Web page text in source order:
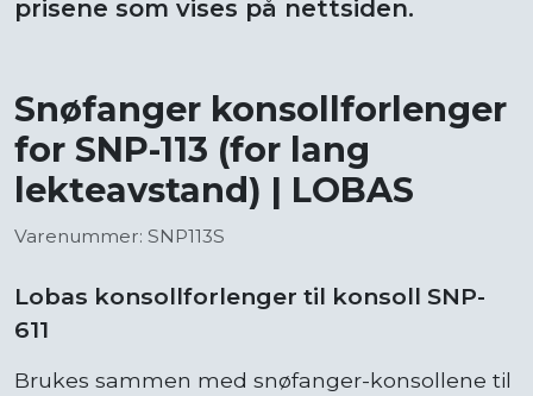
prisene som vises på nettsiden.
Snøfanger konsollforlenger
for SNP-113 (for lang
lekteavstand) | LOBAS
Varenummer: SNP113S
Lobas konsollforlenger til konsoll SNP-
611
Brukes sammen med snøfanger-konsollene til